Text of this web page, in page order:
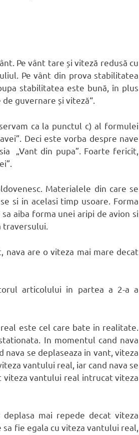
Pe vânt tare și viteză redusă cu
Pe vânt din prova stabilitatea
stabilitatea este bună, în plus
guvernare și viteză“.
ca la punctul c) al formulei
Deci este vorba despre nave
„Vant din pupa”. Foarte fericit,
Materialele din care se
si in acelasi timp usoare. Forma
aiba forma unei aripi de avion si
nava are o viteza mai mare decat
articolului in partea a 2-a a
este cel care bate in realitate.
In momentul cand nava
se deplaseaza in vant, viteza
vantului real, iar cand nava se
viteza vantului real intrucat viteza
mai repede decat viteza
fie egala cu viteza vantului real,